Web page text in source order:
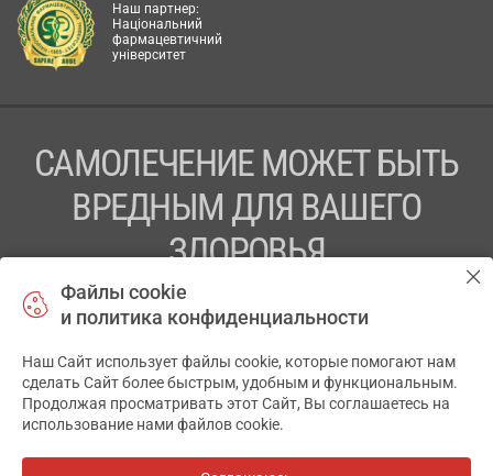
Наш партнер:
Національний
фармацевтичний
університет
САМОЛЕЧЕНИЕ МОЖЕТ БЫТЬ
ВРЕДНЫМ ДЛЯ ВАШЕГО
ЗДОРОВЬЯ
ПЕРЕД ПРИМЕНЕНИЕМ ПРЕПАРАТА
ПРОКОНСУЛЬТИРУЙТЕСЬ С ВРАЧОМ
ТОВ «АПТЕКА 911.ЮА» Код ЄДРПОУ 43631965.
Отказ от ответственности
Файлы cookie
и политика конфиденциальности
Наш Сайт использует файлы cookie, которые помогают нам
сделать Сайт более быстрым, удобным и функциональным.
Продолжая просматривать этот Сайт, Вы соглашаетесь на
использование нами файлов cookie.
✕